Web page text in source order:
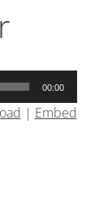
00:00
| Embed